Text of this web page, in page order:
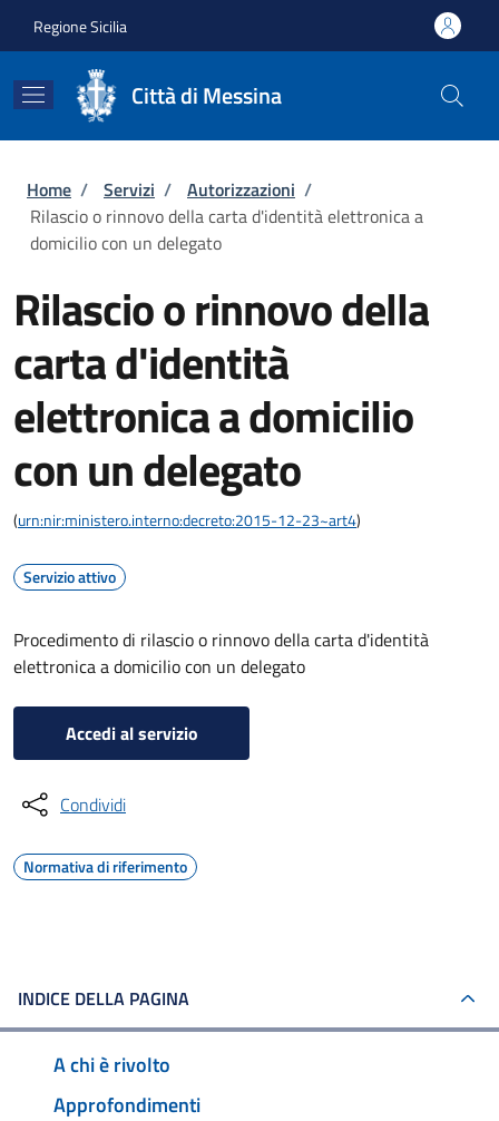
Regione Sicilia
Città di Messina
Briciole di pane
Home / Servizi / Autorizzazioni /
Rilascio o rinnovo della carta d'identità elettronica a
domicilio con un delegato
Rilascio o rinnovo della
carta d'identità
elettronica a domicilio
con un delegato
(urn:nir:ministero.interno:decreto:2015-12-23~art4)
Servizio attivo
Procedimento di rilascio o rinnovo della carta d'identità
elettronica a domicilio con un delegato
Accedi al servizio
Condividi
Normativa di riferimento
INDICE DELLA PAGINA
A chi è rivolto
Approfondimenti